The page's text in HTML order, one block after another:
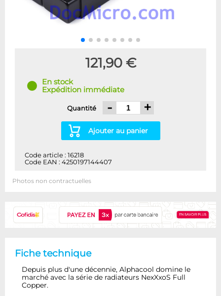
121,90 €
En stock
Expédition immédiate
Quantité - +
Ajouter au panier
Code article : 16218
Code EAN : 4250197144407
Photos non contractuelles
Fiche technique
Depuis plus d'une décennie, Alphacool domine le
marché avec la série de radiateurs NexXxoS Full
Copper.